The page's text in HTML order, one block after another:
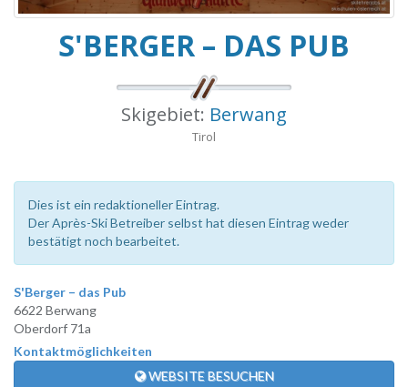
S'BERGER – DAS PUB
Skigebiet: Berwang
Tirol
Dies ist ein redaktioneller Eintrag.
Der Après-Ski Betreiber selbst hat diesen Eintrag weder
bestätigt noch bearbeitet.
S'Berger – das Pub
6622 Berwang
Oberdorf 71a
Kontaktmöglichkeiten
WEBSITE BESUCHEN